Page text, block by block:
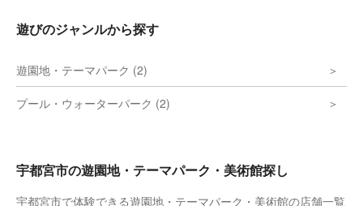
遊びのジャンルから探す
遊園地・テーマパーク (2)
プール・ウォーターパーク (2)
宇都宮市の遊園地・テーマパーク・美術館探し
宇都宮市で体験できる遊園地・テーマパーク・美術館の店舗一覧